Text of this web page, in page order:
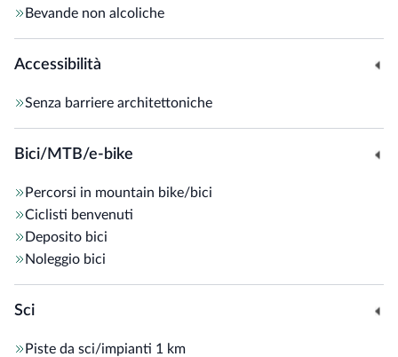
Bevande non alcoliche
Accessibilità
Senza barriere architettoniche
Bici/MTB/e-bike
Percorsi in mountain bike/bici
Ciclisti benvenuti
Deposito bici
Noleggio bici
Sci
Piste da sci/impianti 1 km